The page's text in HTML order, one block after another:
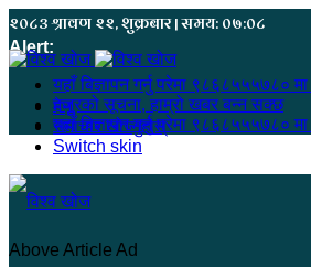
२०८३ श्रावण २२, शुक्रबार | समय: ०७:०८
Alert:
यहाँ बिज्ञापन गर्नु परेमा ९८६८५५५७८० मा
हजुरको सूचना, हाम्रो खबर बन्न सक्छ
यहाँ बिज्ञापन गर्नु परेमा ९८६८५५५७८० मा
मेनू
समाचार खोज्नुहोस्
Switch skin
Above Article Ad